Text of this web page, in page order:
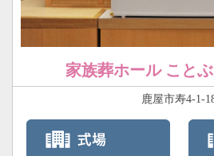
家族葬ホール こと
鹿屋市寿4-1-